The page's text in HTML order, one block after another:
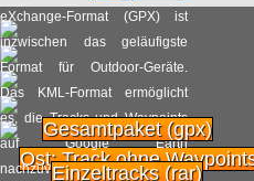
03.07
2014
Angebot für
Radtouristen:
vonRadpilot.de
Ost: Track ohne
eXchange-Format (GPX) ist
inzwischen das geläufigste
Format für Outdoor-Geräte.
Das KML-Format ermöglicht
es, die Tracks und Waypoints
auf Google Earth
nachzuvollziehen.
Gesamtpaket (gpx)
Einzeltracks (rar)